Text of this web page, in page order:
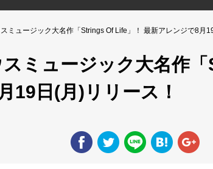
ミュージック大名作「Strings Of Life」！ 最新アレンジで8月
ミュージック大名作
19日(月)リリース！